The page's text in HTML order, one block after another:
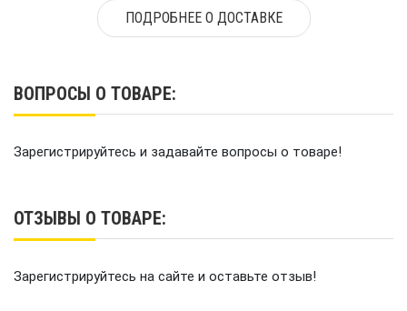
ПОДРОБНЕЕ О ДОСТАВКЕ
ВОПРОСЫ О ТОВАРЕ:
Зарегистрируйтесь и задавайте вопросы о товаре!
ОТЗЫВЫ О ТОВАРЕ:
Зарегистрируйтесь на сайте и оставьте отзыв!